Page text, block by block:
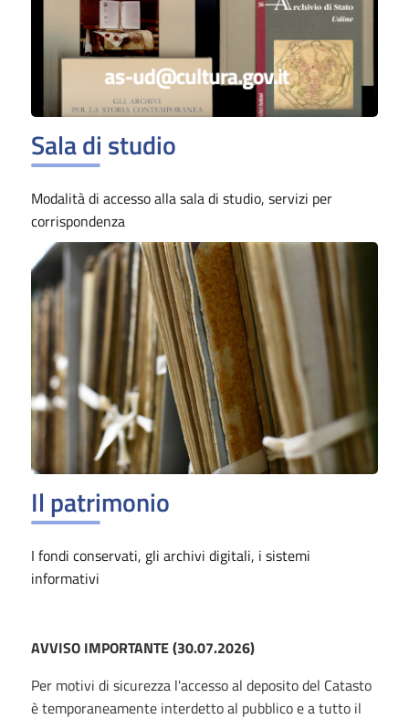
Sala di studio
Modalità di accesso alla sala di studio, servizi per
corrispondenza
Il patrimonio
I fondi conservati, gli archivi digitali, i sistemi
informativi
AVVISO IMPORTANTE (30.07.2026)
Per motivi di sicurezza l'accesso al deposito del Catasto
è temporaneamente interdetto al pubblico e a tutto il